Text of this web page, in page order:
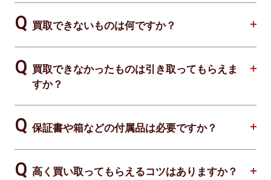
買取できないものは何ですか？
買取できなかったものは引き取ってもらえま
すか？
保証書や箱などの付属品は必要ですか？
高く買い取ってもらえるコツはありますか？